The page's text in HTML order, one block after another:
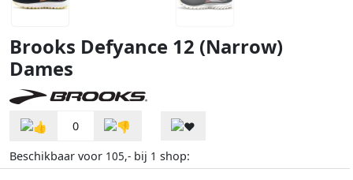
Brooks Defyance 12 (Narrow)
Dames
0
Beschikbaar voor 105,- bij 1 shop: